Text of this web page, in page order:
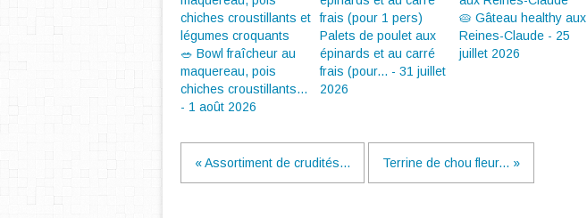
🥗 Bowl fraîcheur au
maquereau, pois
chiches croustillants...
- 1 août 2026
Palets de poulet aux
épinards et au carré
frais (pour... - 31 juillet
2026
🥧 Gâteau healthy aux
Reines-Claude - 25
juillet 2026
« Assortiment de crudités... Terrine de chou fleur... »